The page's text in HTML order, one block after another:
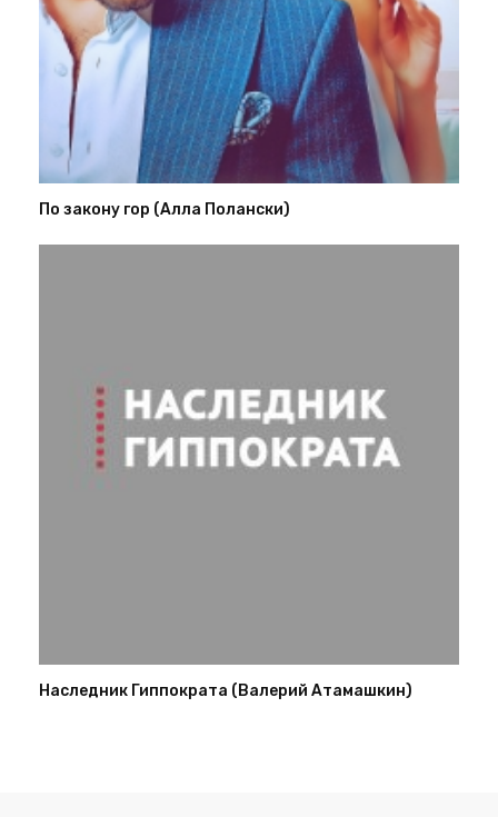
По закону гор (Алла Полански)
Наследник Гиппократа (Валерий Атамашкин)